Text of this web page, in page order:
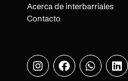
Acerca de interbarriales
Contacto